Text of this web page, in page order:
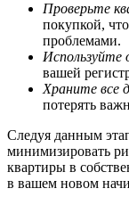
Проверьте
покупкой,
проблемами.
Используйте
вашей
Храните все
потерять
Следуя данным
минимизировать
квартиры в
в вашем новом